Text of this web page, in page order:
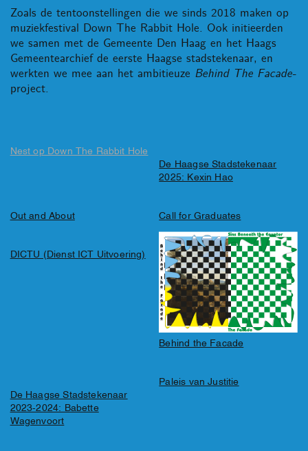
Zoals de tentoonstellingen die we sinds 2018 maken op
muziekfestival Down The Rabbit Hole. Ook initieerden
we samen met de Gemeente Den Haag en het Haags
Gemeentearchief de eerste Haagse stadstekenaar, en
werkten we mee aan het ambitieuze Behind The Facade-
project.
Nest op Down The Rabbit Hole
De Haagse Stadstekenaar
2025: Kexin Hao
Out and About Call for Graduates
DICTU (Dienst ICT Uitvoering)
Behind the Facade
De Haagse Stadstekenaar
2023-2024: Babette
Wagenvoort
Paleis van Justitie